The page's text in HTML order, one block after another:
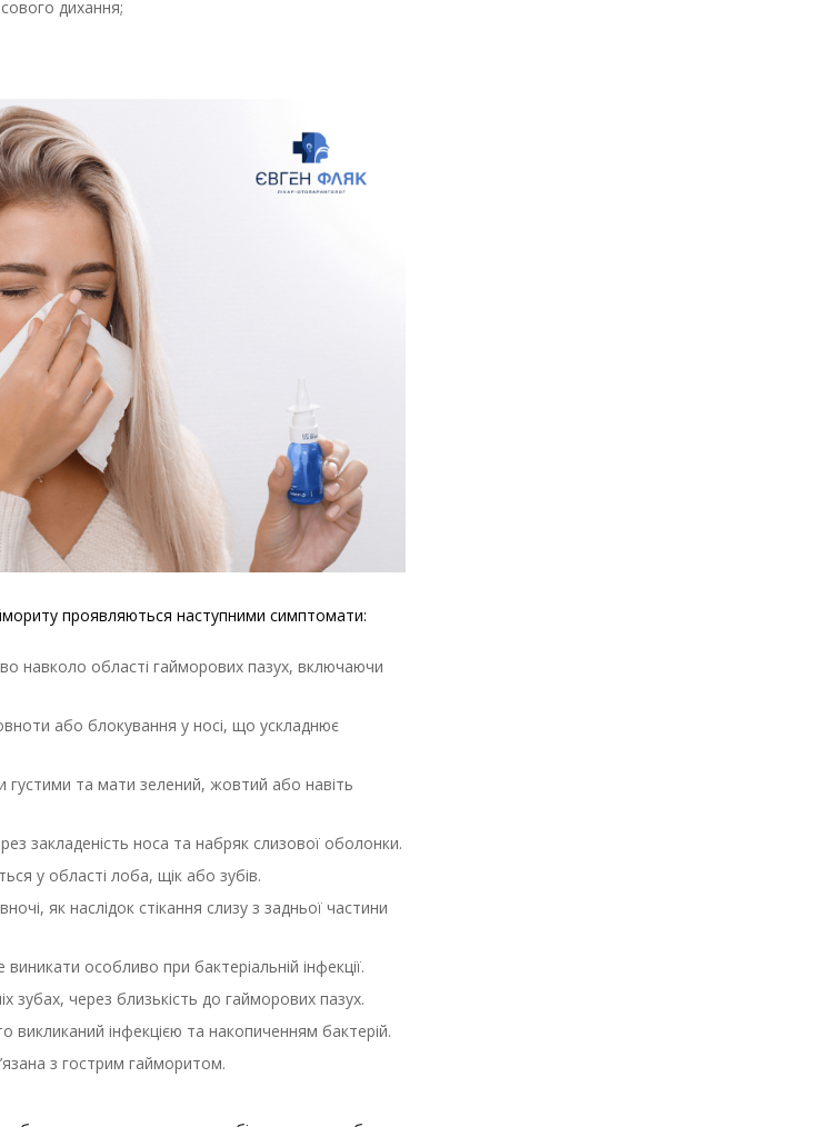
дихання;
проявляються наступними симптомати:
навколо області гайморових пазух, включаючи
або блокування у носі, що ускладнює
та мати зелений, жовтий або навіть
закладеність носа та набряк слизової оболонки.
у області лоба, щік або зубів.
як наслідок стікання слизу з задньої частини
особливо при бактеріальній інфекції.
зубах, через близькість до гайморових пазух.
викликаний інфекцією та накопиченням бактерій.
з гострим гайморитом.